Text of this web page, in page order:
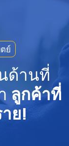
ย์
ด้านที่
ลูกค้าที่
ย!